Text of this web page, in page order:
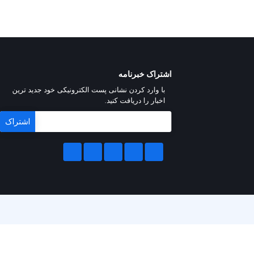
اشتراک خبرنامه
با وارد کردن نشانی پست الکترونیکی خود جدید ترین
اخبار را دریافت کنید.